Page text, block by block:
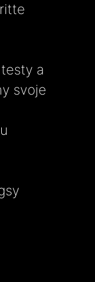
a
svoje